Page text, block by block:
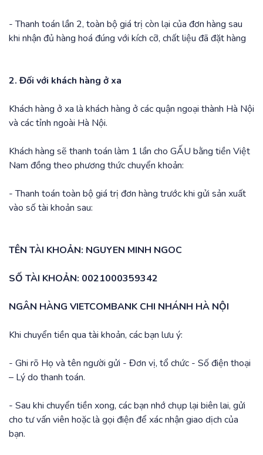
- Thanh toán lần 2, toàn bộ giá trị còn lại của đơn hàng sau
khi nhận đủ hàng hoá đúng với kích cỡ, chất liệu đã đặt hàng
2. Đối với khách hàng ở xa
Khách hàng ở xa là khách hàng ở các quận ngoại thành Hà Nội
và các tỉnh ngoài Hà Nội.
Khách hàng sẽ thanh toán làm 1 lần cho GẤU bằng tiền Việt
Nam đồng theo phương thức chuyển khoản:
- Thanh toán toàn bộ giá trị đơn hàng trước khi gửi sản xuất
vào số tài khoản sau:
TÊN TÀI KHOẢN: NGUYEN MINH NGOC
SỐ TÀI KHOẢN: 0021000359342
NGÂN HÀNG VIETCOMBANK CHI NHÁNH HÀ NỘI
Khi chuyển tiền qua tài khoản, các bạn lưu ý:
- Ghi rõ Họ và tên người gửi - Đơn vị, tổ chức - Số điện thoại
– Lý do thanh toán.
- Sau khi chuyển tiền xong, các bạn nhớ chụp lại biên lai, gửi
cho tư vấn viên hoặc là gọi điện để xác nhận giao dịch của
bạn.